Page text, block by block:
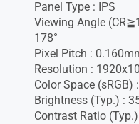
Panel Type : IPS
Viewing Angle
178°
Pixel Pitch :
Resolution :
Color Space (sRGB)
Brightness (Typ.) :
Contrast Ratio